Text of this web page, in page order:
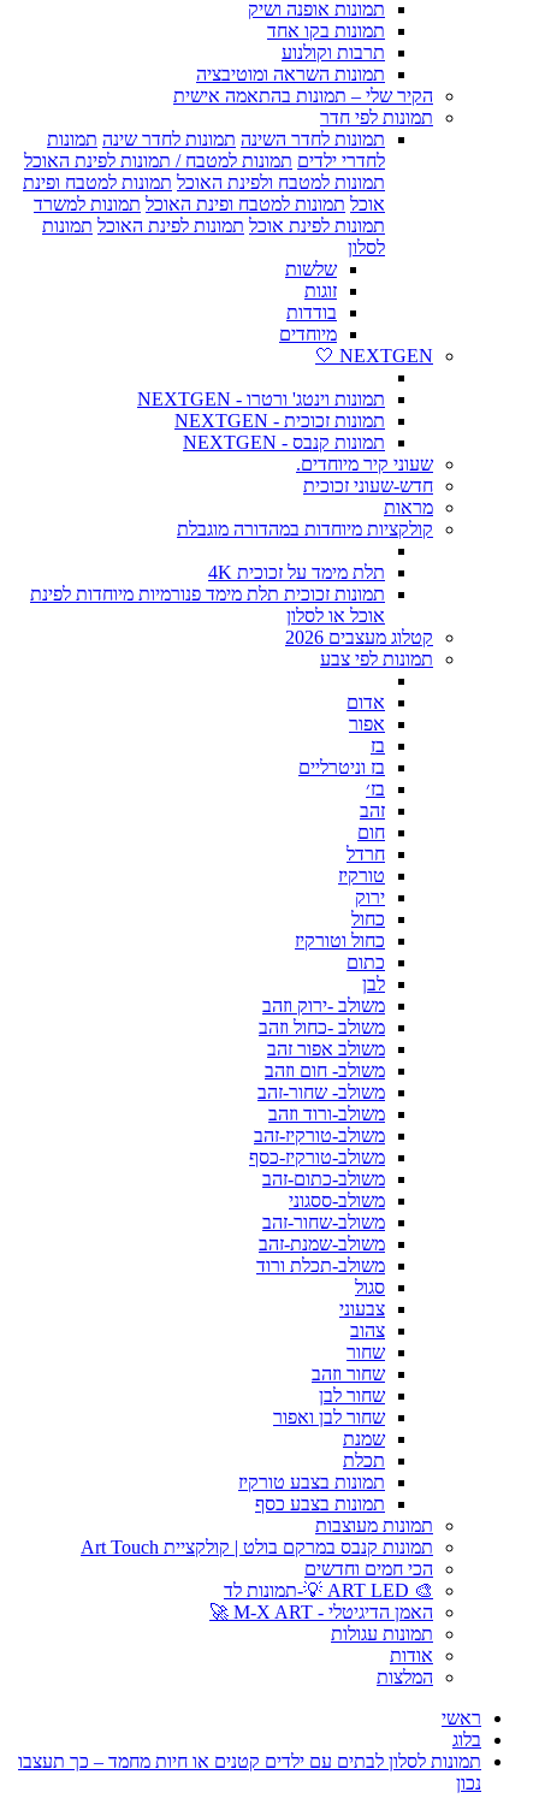
תמונות אופנה ושיק
תמונות בקו אחד
תרבות וקולנוע
תמונות השראה ומוטיבציה
הקיר שלי – תמונות בהתאמה אישית
תמונות לפי חדר
תמונות לחדר השינה תמונות לחדר שינה תמונות
לחדרי ילדים תמונות למטבח / תמונות לפינת האוכל
תמונות למטבח ולפינת האוכל תמונות למטבח ופינת
אוכל תמונות למטבח ופינת האוכל תמונות למשרד
תמונות לפינת אוכל תמונות לפינת האוכל תמונות
לסלון
שלשות
זוגות
בודדות
מיוחדים
NEXTGEN 🤍
תמונות וינטג' ורטרו - NEXTGEN
תמונות זכוכית - NEXTGEN
תמונות קנבס - NEXTGEN
שעוני קיר מיוחדים.
חדש-שעוני זכוכית
מראות
קולקציות מיוחדות במהדורה מוגבלת
תלת מימד על זכוכית 4K
תמונות זכוכית תלת מימד פנורמיות מיוחדות לפינת
אוכל או לסלון
קטלוג מעצבים 2026
תמונות לפי צבע
אדום
אפור
בז
בז וניטרליים
בז׳
זהב
חום
חרדל
טורקיז
ירוק
כחול
כחול וטורקיז
כתום
לבן
משולב -ירוק וזהב
משולב -כחול וזהב
משולב אפור זהב
משולב- חום וזהב
משולב- שחור-זהב
משולב-ורוד וזהב
משולב-טורקיז-זהב
משולב-טורקיז-כסף
משולב-כתום-זהב
משולב-ססגוני
משולב-שחור-זהב
משולב-שמנת-זהב
משולב-תכלת ורוד
סגול
צבעוני
צהוב
שחור
שחור וזהב
שחור לבן
שחור לבן ואפור
שמנת
תכלת
תמונות בצבע טורקיז
תמונות בצבע כסף
תמונות מעוצבות
תמונות קנבס במרקם בולט | קולקציית Art Touch
הכי חמים וחדשים
🎨 ART LED 💡-תמונות לד
האמן הדיגיטלי - M-X ART 🚀
תמונות עגולות
אודות
המלצות
ראשי
בלוג
תמונות לסלון לבתים עם ילדים קטנים או חיות מחמד – כך תעצבו
נכון